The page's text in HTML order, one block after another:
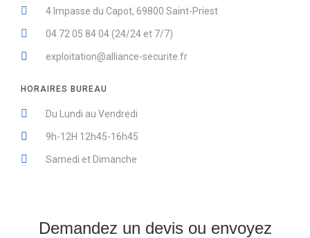
4 Impasse du Capot, 69800 Saint-Priest
04 72 05 84 04 (24/24 et 7/7)
exploitation@alliance-securite.fr
HORAIRES BUREAU
Du Lundi au Vendredi
9h-12H 12h45-16h45
Samedi et Dimanche
Demandez un devis ou envoyez